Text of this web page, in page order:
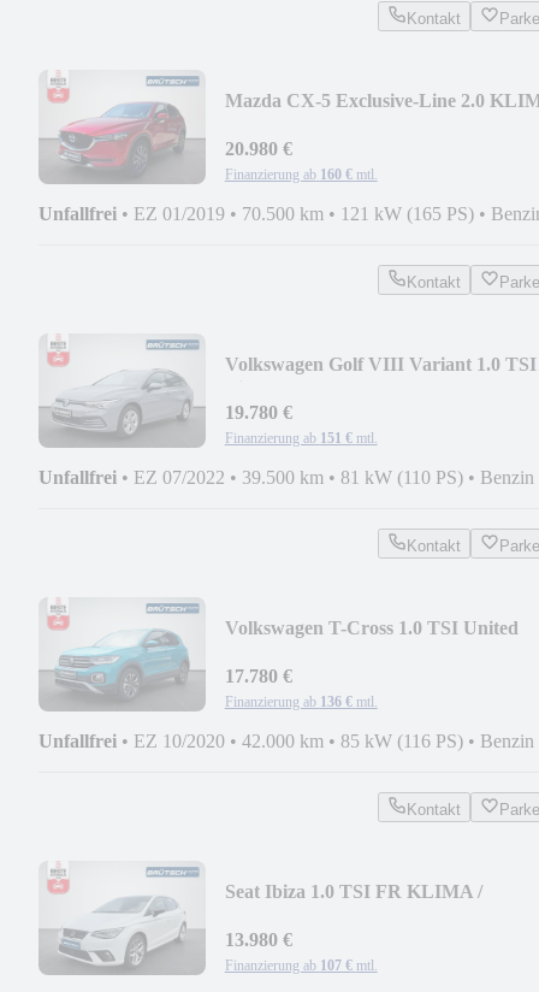
Kontakt
Mazda CX-5 Exclusive-Line 2.0
20.980 €
Finanzierung ab 160 € mtl.
Unfallfrei • EZ 01/2019 • 70.500 km • 121 kW (165 PS) •
Kontakt
Volkswagen Golf VIII Variant 1.0 TSI
19.780 €
Finanzierung ab 151 € mtl.
Unfallfrei • EZ 07/2022 • 39.500 km • 81 kW (110 PS) • Benzin
Kontakt
Volkswagen T-Cross 1.0 TSI United
17.780 €
Finanzierung ab 136 € mtl.
Unfallfrei • EZ 10/2020 • 42.000 km • 85 kW (116 PS) • Benzin
Kontakt
Seat Ibiza 1.0 TSI FR KLIMA /
13.980 €
Finanzierung ab 107 € mtl.